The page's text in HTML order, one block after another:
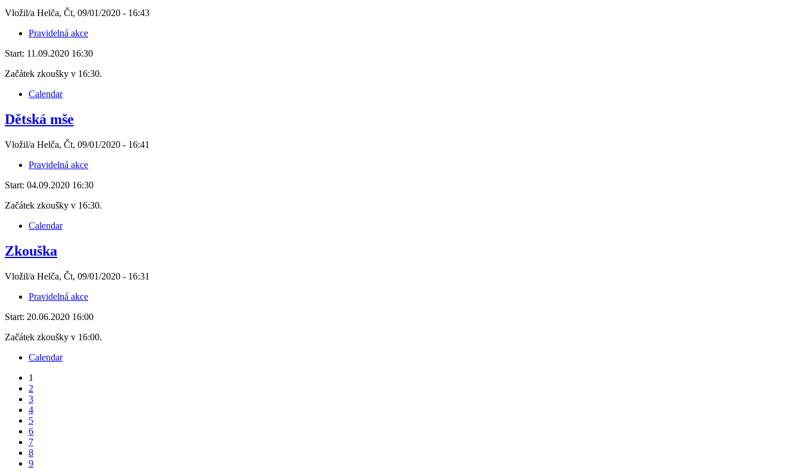
Vložil/a Helča, Čt, 09/01/2020 - 16:43
Pravidelná akce
Start: 11.09.2020 16:30
Začátek zkoušky v 16:30.
Calendar
Dětská mše
Vložil/a Helča, Čt, 09/01/2020 - 16:41
Pravidelná akce
Start: 04.09.2020 16:30
Začátek zkoušky v 16:30.
Calendar
Zkouška
Vložil/a Helča, Čt, 09/01/2020 - 16:31
Pravidelná akce
Start: 20.06.2020 16:00
Začátek zkoušky v 16:00.
Calendar
1
2
3
4
5
6
7
8
9